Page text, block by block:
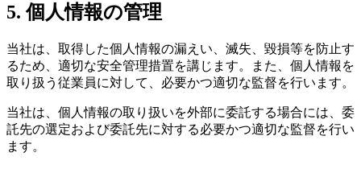
5. 個人情報の管理
当社は、取得した個人情報の漏えい、滅失、毀損等を防止す
るため、適切な安全管理措置を講じます。また、個人情報を
取り扱う従業員に対して、必要かつ適切な監督を行います。
当社は、個人情報の取り扱いを外部に委託する場合には、委
託先の選定および委託先に対する必要かつ適切な監督を行い
ます。